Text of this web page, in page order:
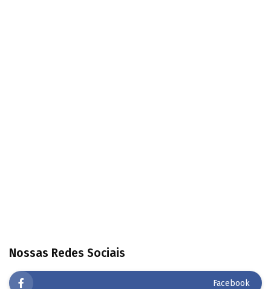
Nossas Redes Sociais
Facebook